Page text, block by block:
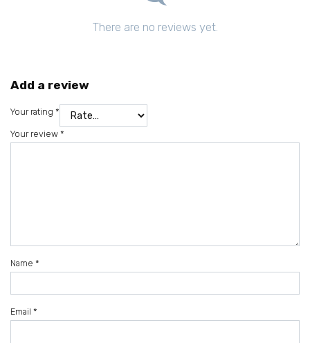
There are no reviews yet.
Add a review
Your rating *
Your review *
Name *
Email *